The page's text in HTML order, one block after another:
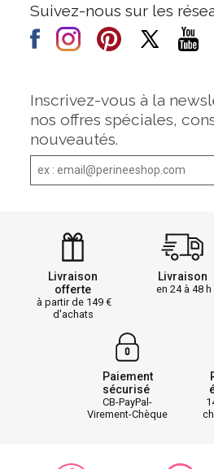
Suivez-nous sur les
Inscrivez-vous à la
nos offres spéciales,
nouveautés.
Livraison
offerte
à partir de 149
d'achats
Livraison
en 24 à 48 h
Paiement
sécurisé
CB-PayPal-
Virement-Chèque